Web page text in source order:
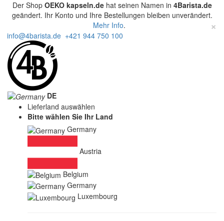
Der Shop OEKO kapseln.dehat seinen Namen in 4Barista.de
geändert. Ihr Konto und Ihre Bestellungen bleiben unverändert.
Mehr Info. ×
info@4barista.de +421 944 750 100
DE
Lieferland auswählen
Bitte wählen Sie Ihr Land
Germany
Austria
Belgium
Germany
Luxembourg